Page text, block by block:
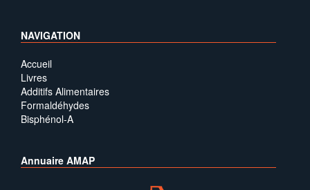
NAVIGATION
Accueil
Livres
Additifs Alimentaires
Formaldéhydes
Bisphénol-A
Annuaire AMAP